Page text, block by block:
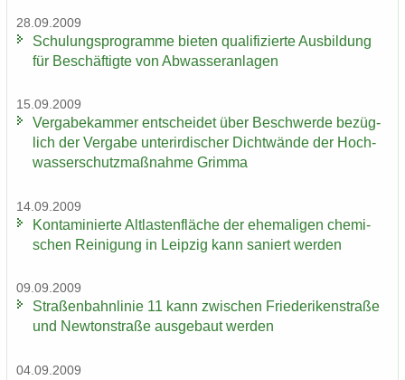
28.09.2009
Schu­lungs­pro­gram­me bie­ten qua­li­fi­zier­te Aus­bil­dung
für Be­schäf­tig­te von Ab­was­ser­an­la­gen
15.09.2009
Ver­ga­be­kam­mer ent­schei­det über Be­schwer­de be­züg­
lich der Ver­ga­be un­ter­ir­di­scher Dicht­wän­de der Hoch­
was­ser­schutz­maß­nah­me Grim­ma
14.09.2009
Kon­ta­mi­nier­te Alt­las­ten­flä­che der ehe­ma­li­gen che­mi­
schen Rei­ni­gung in Leip­zig kann sa­niert wer­den
09.09.2009
Stra­ßen­bahn­li­nie 11 kann zwi­schen Frie­de­ri­ken­stra­ße
und New­ton­stra­ße aus­ge­baut wer­den
04.09.2009